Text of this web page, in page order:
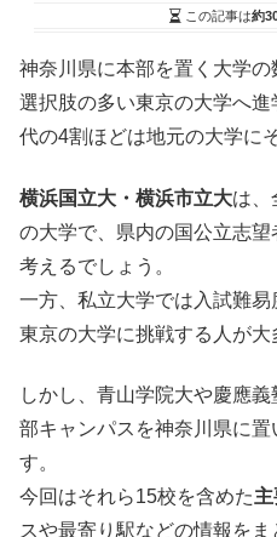
この記事は約
神奈川県に本部を置く大学の
選択肢の多い東京の大学へ
代の4割ほどは地元の大学に
横浜国立大・横浜市立大は、
の大学で、県内の国公立志
考えるでしょう。
一方、私立大学では入試難易
東京の大学に挑戦する人が大
しかし、青山学院大や慶應
部キャンパスを神奈川県に
す。
今回はそれら15校を含めた
スや最寄り駅などの情報をま